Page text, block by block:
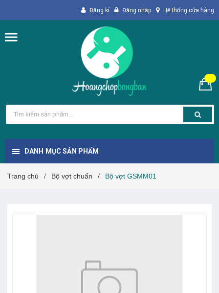
Đăng kí Đăng nhập Hệ thống cửa hàng
DANH MỤC SẢN PHẨM
Trang chủ / Bộ vợt chuẩn / Bộ vợt GSMM01